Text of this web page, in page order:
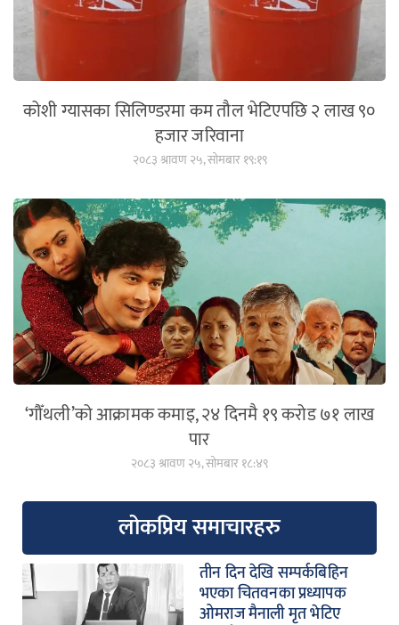
कोशी ग्यासका सिलिण्डरमा कम तौल भेटिएपछि २ लाख ९०
हजार जरिवाना
२०८३ श्रावण २५, सोमबार १९:१९
‘गौँथली’को आक्रामक कमाइ, २४ दिनमै १९ करोड ७१ लाख
पार
२०८३ श्रावण २५, सोमबार १८:४९
लोकप्रिय समाचारहरु
तीन दिन देखि सम्पर्कबिहिन
भएका चितवनका प्रध्यापक
ओमराज मैनाली मृत भेटिए